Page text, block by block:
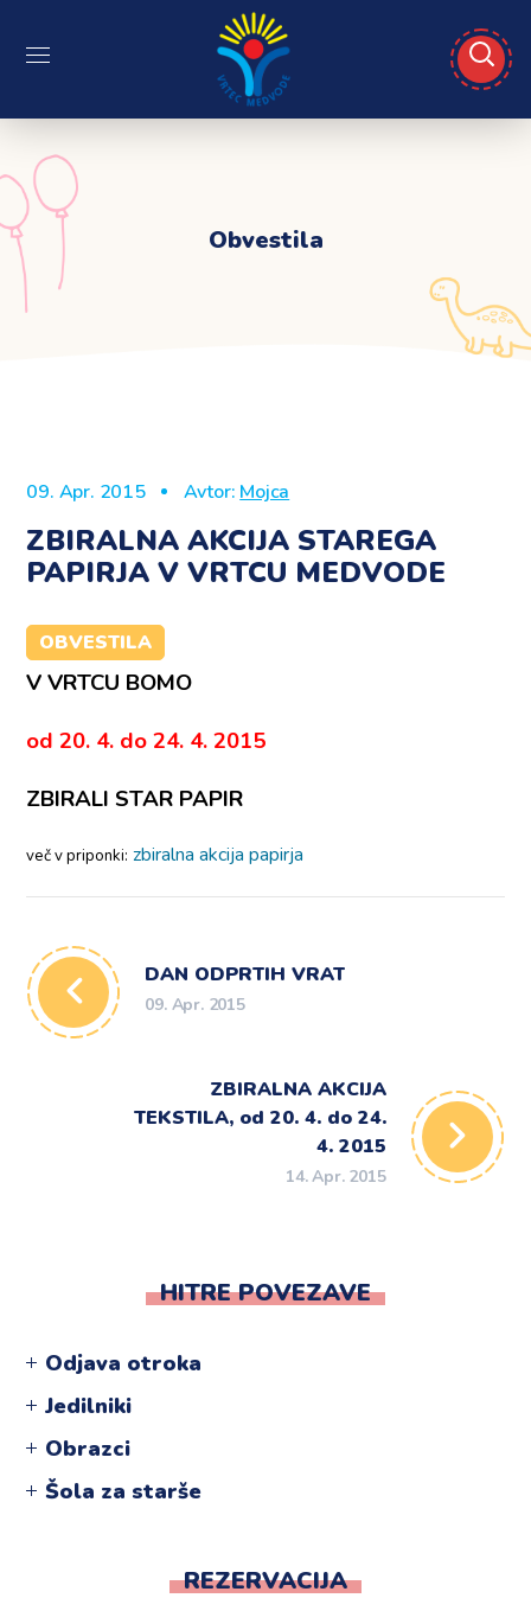
Obvestila
09. Apr. 2015 Avtor: Mojca
ZBIRALNA AKCIJA STAREGA
PAPIRJA V VRTCU MEDVODE
OBVESTILA
V VRTCU BOMO
od 20. 4. do 24. 4. 2015
ZBIRALI STAR PAPIR
več v priponki: zbiralna akcija papirja
DAN ODPRTIH VRAT
09. Apr. 2015
ZBIRALNA AKCIJA
TEKSTILA, od 20. 4. do 24.
4. 2015
14. Apr. 2015
HITRE POVEZAVE
Odjava otroka
Jedilniki
Obrazci
Šola za starše
REZERVACIJA